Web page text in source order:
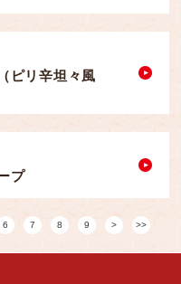
ピリ辛坦々風
プ
6 7 8 9